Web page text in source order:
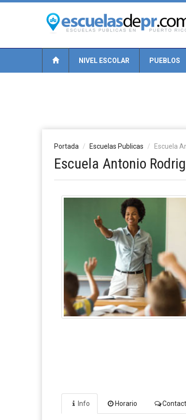
NIVEL ESCOLAR PUEBLOS
Portada Escuelas Publicas Escuela
Escuela Antonio
Info Horario